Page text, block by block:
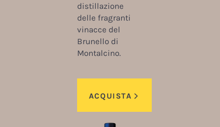
distillazione
delle fragranti
vinacce del
Brunello di
Montalcino.
ACQUISTA